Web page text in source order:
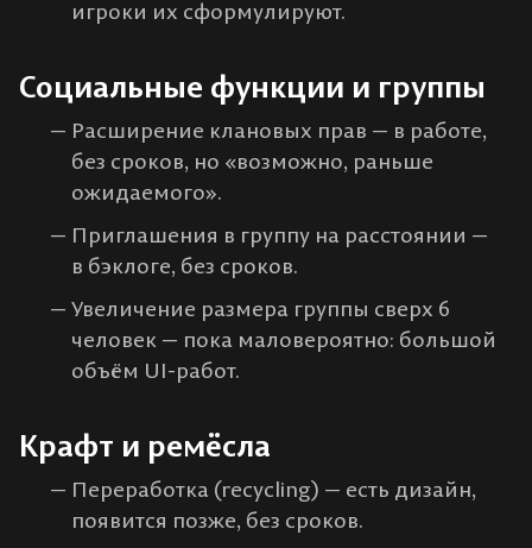
игроки их сформулируют.
Социальные функции и группы
Расширение клановых прав — в работе,
без сроков, но «возможно, раньше
ожидаемого».
Приглашения в группу на расстоянии —
в бэклоге, без сроков.
Увеличение размера группы сверх 6
человек — пока маловероятно: большой
объём UI-работ.
Крафт и ремёсла
Переработка (recycling) — есть дизайн,
появится позже, без сроков.